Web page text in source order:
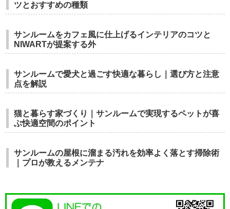
ツとおすすめの種類
サンルームをカフェ風に仕上げるインテリアのコツと
NIWARTが提案する外
サンルームで愛犬と過ごす快適な暮らし｜選び方と注意
点を解説
猫と暮らす家づくり｜サンルームで実現するペットが喜
ぶ快適空間のポイント
サンルームの屋根に溜まる汚れを効率よく落とす掃除術
｜プロが教えるメンテナ